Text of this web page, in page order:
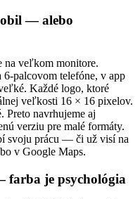
— alebo
na veľkom monitore.
palcovom telefóne, v app
Každé logo, ktoré
veľkosti 16 × 16 pixelov.
Preto navrhujeme aj
verziu pre malé formáty.
svoju prácu — či už visí na
v Google Maps.
farba je psychológia